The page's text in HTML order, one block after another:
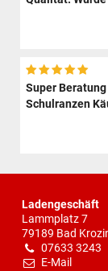
Super
Schulranzen
Ladengeschäft
Lammplatz 7
79189 Bad
07633 3243
E-Mail